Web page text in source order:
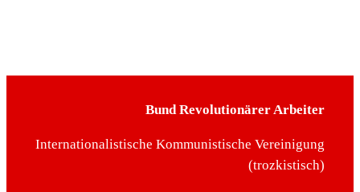
Bund Revolutionärer Arbeiter
Internationalistische Kommunistische Vereinigung
(trozkistisch)